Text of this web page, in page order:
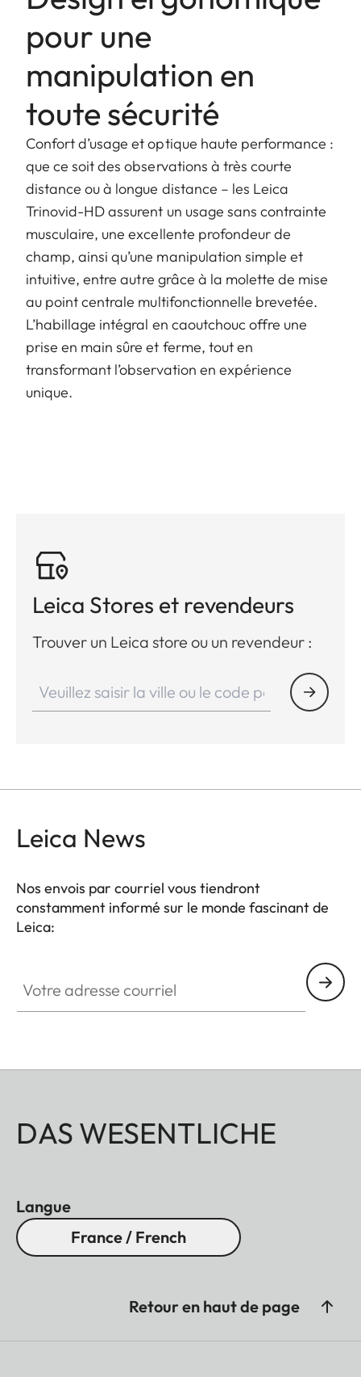
pour une
manipulation en
toute sécurité
Confort d’usage et optique haute performance :
que ce soit des observations à très courte
distance ou à longue distance – les Leica
Trinovid-HD assurent un usage sans contrainte
musculaire, une excellente profondeur de
champ, ainsi qu’une manipulation simple et
intuitive, entre autre grâce à la molette de mise
au point centrale multifonctionnelle brevetée.
L’habillage intégral en caoutchouc offre une
prise en main sûre et ferme, tout en
transformant l’observation en expérience
unique.
Leica Stores et revendeurs
Trouver un Leica store ou un revendeur :
Leica News
Nos envois par courriel vous tiendront
constamment informé sur le monde fascinant de
Leica:
DAS WESENTLICHE
Langue
France / French
Retour en haut de page